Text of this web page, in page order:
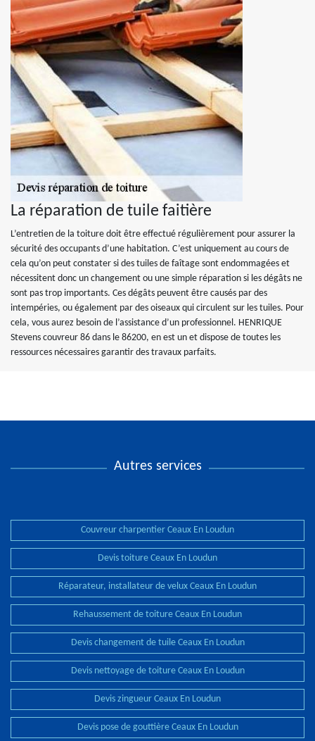
La réparation de tuile faitière
L’entretien de la toiture doit être effectué régulièrement pour assurer la
sécurité des occupants d’une habitation. C’est uniquement au cours de
cela qu’on peut constater si des tuiles de faîtage sont endommagées et
nécessitent donc un changement ou une simple réparation si les dégâts ne
sont pas trop importants. Ces dégâts peuvent être causés par des
intempéries, ou également par des oiseaux qui circulent sur les tuiles. Pour
cela, vous aurez besoin de l’assistance d’un professionnel. HENRIQUE
Stevens couvreur 86 dans le 86200, en est un et dispose de toutes les
ressources nécessaires garantir des travaux parfaits.
Autres services
Couvreur charpentier Ceaux En Loudun
Devis toiture Ceaux En Loudun
Réparateur, installateur de velux Ceaux En Loudun
Rehaussement de toiture Ceaux En Loudun
Devis changement de tuile Ceaux En Loudun
Devis nettoyage de toiture Ceaux En Loudun
Devis zingueur Ceaux En Loudun
Devis pose de gouttière Ceaux En Loudun